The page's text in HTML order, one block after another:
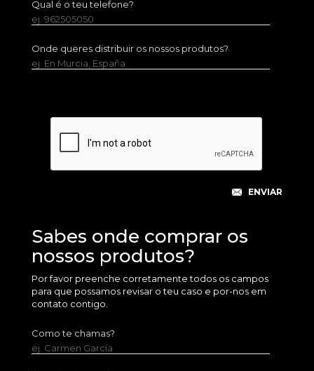
Qual é o teu telefone?
ej. 962505050
Onde queres distribuir os nossos produtos?
ej. En Murcia, España
Sabes onde comprar os
nossos produtos?
Por favor preenche corretamente todos os campos
para que possamos revisar o teu caso e por-nos em
contato contigo.
Como te chamas?
ej. Carmen García